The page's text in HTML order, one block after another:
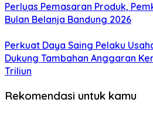
Perluas Pemasaran Produk,
Bulan Belanja Bandung 2026
Perkuat Daya Saing Pelaku
Dukung Tambahan Anggaran
Triliun
Rekomendasi untuk kamu